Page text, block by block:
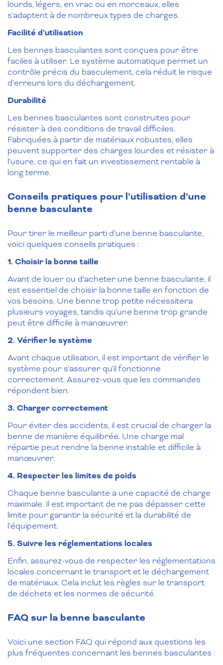
lourds, légers, en vrac ou en morceaux, elles
s’adaptent à de nombreux types de charges.
Facilité d’utilisation
Les bennes basculantes sont conçues pour être
faciles à utiliser. Le système automatique permet un
contrôle précis du basculement, cela réduit le risque
d’erreurs lors du déchargement.
Durabilité
Les bennes basculantes sont construites pour
résister à des conditions de travail difficiles.
Fabriquées à partir de matériaux robustes, elles
peuvent supporter des charges lourdes et résister à
l’usure, ce qui en fait un investissement rentable à
long terme.
Conseils pratiques pour l’utilisation d’une
benne basculante
Pour tirer le meilleur parti d’une benne basculante,
voici quelques conseils pratiques :
1. Choisir la bonne taille
Avant de louer ou d’acheter une benne basculante, il
est essentiel de choisir la bonne taille en fonction de
vos besoins. Une benne trop petite nécessitera
plusieurs voyages, tandis qu’une benne trop grande
peut être difficile à manœuvrer.
2. Vérifier le système
Avant chaque utilisation, il est important de vérifier le
système pour s’assurer qu’il fonctionne
correctement. Assurez-vous que les commandes
répondent bien.
3. Charger correctement
Pour éviter des accidents, il est crucial de charger la
benne de manière équilibrée. Une charge mal
répartie peut rendre la benne instable et difficile à
manœuvrer.
4. Respecter les limites de poids
Chaque benne basculante a une capacité de charge
maximale. Il est important de ne pas dépasser cette
limite pour garantir la sécurité et la durabilité de
l’équipement.
5. Suivre les réglementations locales
Enfin, assurez-vous de respecter les réglementations
locales concernant le transport et le déchargement
de matériaux. Cela inclut les règles sur le transport
de déchets et les normes de sécurité.
FAQ sur la benne basculante
Voici une section FAQ qui répond aux questions les
plus fréquentes concernant les bennes basculantes :